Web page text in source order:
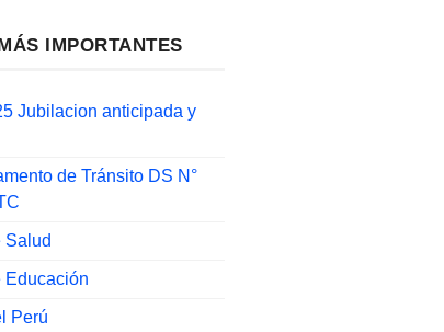
IMPORTANTES
Jubilacion anticipada y
de Tránsito DS N°
Salud
Educación
Perú